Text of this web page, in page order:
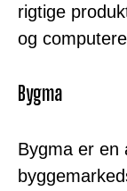
rigtige
og
Bygma
Bygma er en